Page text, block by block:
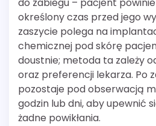
do zabiegu – pacjent
określony czas przed jego
zaszycie polega na
chemicznej pod skórę
doustnie; metoda ta zależy
oraz preferencji lekarza. Po
pozostaje pod obserwacją
godzin lub dni, aby upewnić
żadne powikłania.